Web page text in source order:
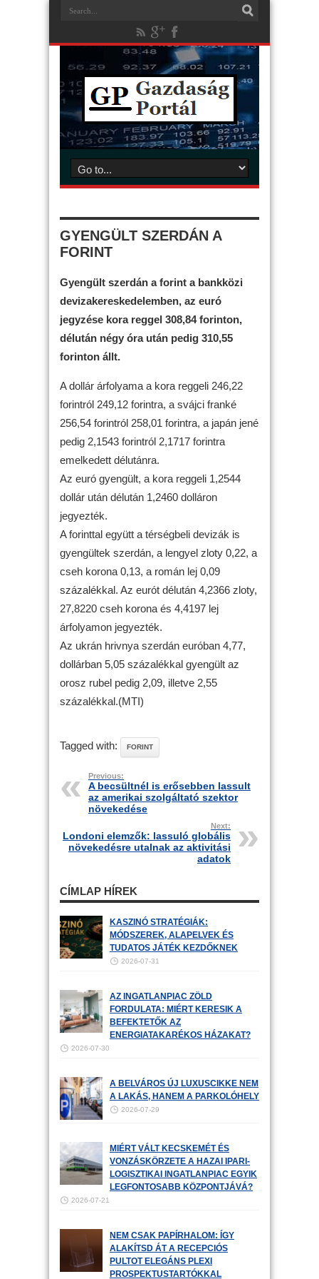
GYENGÜLT SZERDÁN A
FORINT
Gyengült szerdán a forint a bankközi
devizakereskedelemben, az euró
jegyzése kora reggel 308,84 forinton,
délután négy óra után pedig 310,55
forinton állt.
A dollár árfolyama a kora reggeli 246,22
forintról 249,12 forintra, a svájci franké
256,54 forintról 258,01 forintra, a japán jené
pedig 2,1543 forintról 2,1717 forintra
emelkedett délutánra.
Az euró gyengült, a kora reggeli 1,2544
dollár után délután 1,2460 dolláron
jegyezték.
A forinttal együtt a térségbeli devizák is
gyengültek szerdán, a lengyel zloty 0,22, a
cseh korona 0,13, a román lej 0,09
százalékkal. Az eurót délután 4,2366 zloty,
27,8220 cseh korona és 4,4197 lej
árfolyamon jegyezték.
Az ukrán hrivnya szerdán euróban 4,77,
dollárban 5,05 százalékkal gyengült az
orosz rubel pedig 2,09, illetve 2,55
százalékkal.(MTI)
Tagged with: FORINT
Previous:
A becsültnél is erősebben lassult
az amerikai szolgáltató szektor
növekedése
Next:
Londoni elemzők: lassuló globális
növekedésre utalnak az aktivitási
adatok
CÍMLAP HÍREK
KASZINÓ STRATÉGIÁK:
MÓDSZEREK, ALAPELVEK ÉS
TUDATOS JÁTÉK KEZDŐKNEK
2026-07-31
AZ INGATLANPIAC ZÖLD
FORDULATA: MIÉRT KERESIK A
BEFEKTETŐK AZ
ENERGIATAKARÉKOS HÁZAKAT?
2026-07-30
A BELVÁROS ÚJ LUXUSCIKKE NEM
A LAKÁS, HANEM A PARKOLÓHELY
2026-07-29
MIÉRT VÁLT KECSKEMÉT ÉS
VONZÁSKÖRZETE A HAZAI IPARI-
LOGISZTIKAI INGATLANPIAC EGYIK
LEGFONTOSABB KÖZPONTJÁVÁ?
2026-07-21
NEM CSAK PAPÍRHALOM: ÍGY
ALAKÍTSD ÁT A RECEPCIÓS
PULTOT ELEGÁNS PLEXI
PROSPEKTUSTARTÓKKAL